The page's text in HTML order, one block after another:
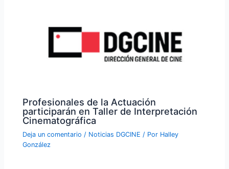
Profesionales de la Actuación
participarán en Taller de Interpretación
Cinematográfica
Deja un comentario / Noticias DGCINE / Por Halley
González